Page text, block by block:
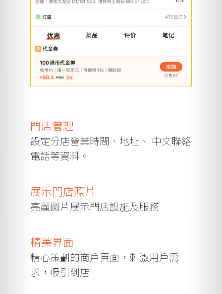
門店管理
設定分店營業時間、地址、 中文聯絡
電話等資料。
展示門店照片
亮麗圖片展示門店設施及服務
精美界面
精心策劃的商戶頁面，刺激用戶需
求，吸引到店